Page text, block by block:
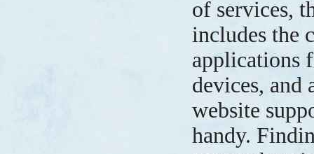
of services,
includes the
applications
devices, and
website
handy.